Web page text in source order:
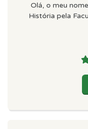
Olá, o meu
História pela